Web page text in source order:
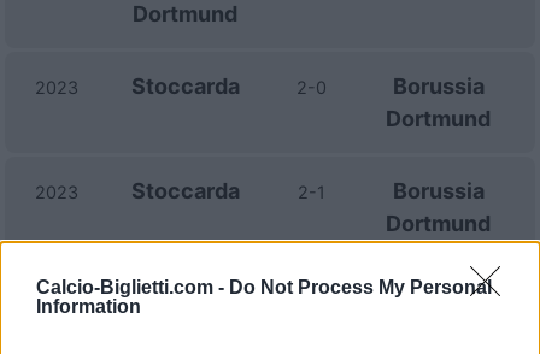
Calcio-Biglietti.com - Do Not Process My Personal
Information
Dortmund
2023 Stoccarda 2-0
Borussia
Dortmund
2023 Stoccarda 2-1
Borussia
Dortmund
2023 Stoccarda 3-3
Borussia